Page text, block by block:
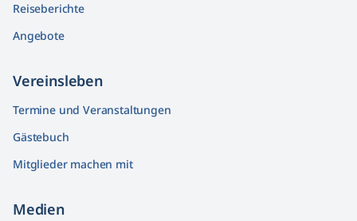
Reiseberichte
Angebote
Vereinsleben
Termine und Veranstaltungen
Gästebuch
Mitglieder machen mit
Medien